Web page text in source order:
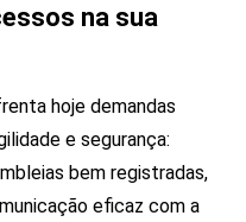
na sua
hoje demandas
e segurança:
bem registradas,
eficaz com a